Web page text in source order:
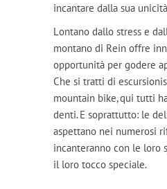
incantare dalla sua
Lontano dallo stress e
montano di Rein offre
opportunità per godere
Che si tratti di
mountain bike, qui tutti
denti. E soprattutto: le
aspettano nei numerosi
incanteranno con le loro
il loro tocco speciale.